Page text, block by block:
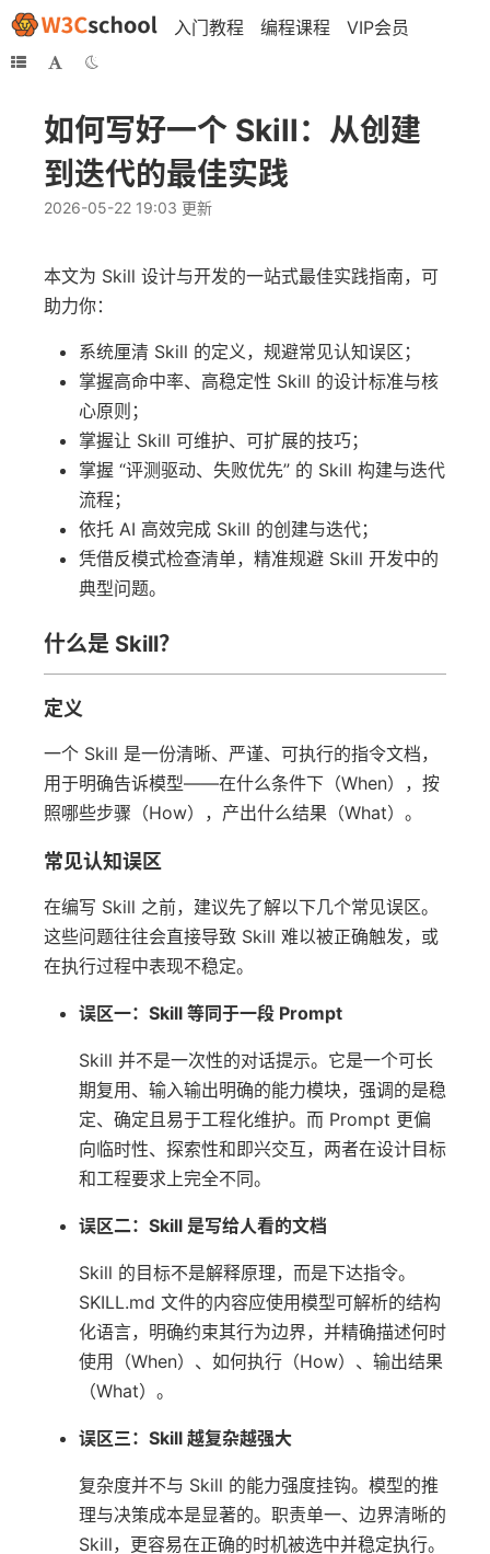
入门教程 编程课程 VIP会员
如何写好一个 Skill：从创建
到迭代的最佳实践
2026-05-22 19:03 更新
本文为 Skill 设计与开发的一站式最佳实践指南，可
助力你：
系统厘清 Skill 的定义，规避常见认知误区；
掌握高命中率、高稳定性 Skill 的设计标准与核
心原则；
掌握让 Skill 可维护、可扩展的技巧；
掌握 “评测驱动、失败优先” 的 Skill 构建与迭代
流程；
依托 AI 高效完成 Skill 的创建与迭代；
凭借反模式检查清单，精准规避 Skill 开发中的
典型问题。
什么是 Skill？
定义
一个 Skill 是一份清晰、严谨、可执行的指令文档，
用于明确告诉模型——在什么条件下（When），按
照哪些步骤（How），产出什么结果（What）。
常见认知误区
在编写 Skill 之前，建议先了解以下几个常见误区。
这些问题往往会直接导致 Skill 难以被正确触发，或
在执行过程中表现不稳定。
误区一：Skill 等同于一段 Prompt
Skill 并不是一次性的对话提示。它是一个可长
期复用、输入输出明确的能力模块，强调的是稳
定、确定且易于工程化维护。而 Prompt 更偏
向临时性、探索性和即兴交互，两者在设计目标
和工程要求上完全不同。
误区二：Skill 是写给人看的文档
Skill 的目标不是解释原理，而是下达指令。
SKILL.md 文件的内容应使用模型可解析的结构
化语言，明确约束其行为边界，并精确描述何时
使用（When）、如何执行（How）、输出结果
（What）。
误区三：Skill 越复杂越强大
复杂度并不与 Skill 的能力强度挂钩。模型的推
理与决策成本是显著的。职责单一、边界清晰的
Skill，更容易在正确的时机被选中并稳定执行。